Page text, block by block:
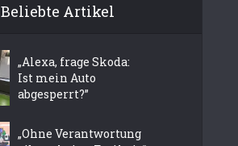
Beliebte Artikel
„Alexa, frage Skoda:
Ist mein Auto
abgesperrt?”
„Ohne Verantwortung